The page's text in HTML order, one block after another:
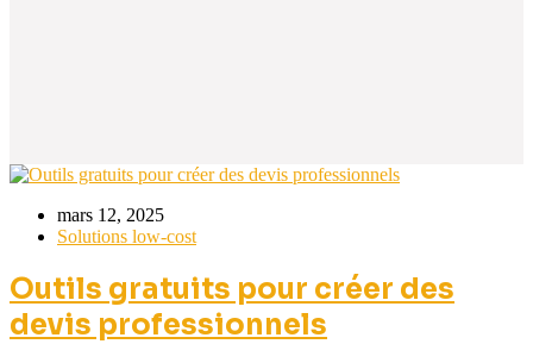
mars 12, 2025
Solutions low-cost
Outils gratuits pour créer des
devis professionnels